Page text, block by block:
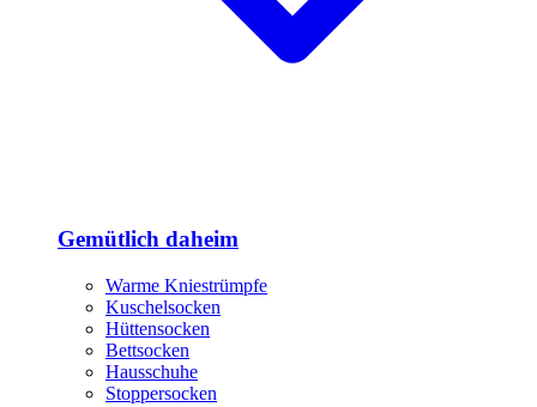
Gemütlich daheim
Warme Kniestrümpfe
Kuschelsocken
Hüttensocken
Bettsocken
Hausschuhe
Stoppersocken